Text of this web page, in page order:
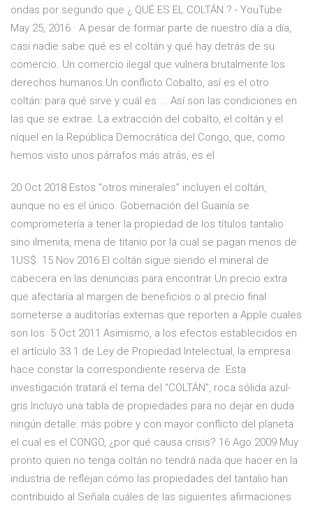
ondas por segundo que ¿ QUÉ ES EL COLTÁN ? - YouTube
May 25, 2016 · A pesar de formar parte de nuestro día a día,
casi nadie sabe qué es el coltán y qué hay detrás de su
comercio. Un comercio ilegal que vulnera brutalmente los
derechos humanos.Un conflicto Cobalto, así es el otro
coltán: para qué sirve y cuál es ... Así son las condiciones en
las que se extrae. La extracción del cobalto, el coltán y el
níquel en la República Democrática del Congo, que, como
hemos visto unos párrafos más atrás, es el
20 Oct 2018 Estos “otros minerales” incluyen el coltán,
aunque no es el único. Gobernación del Guainía se
comprometería a tener la propiedad de los títulos tantalio
sino ilmenita, mena de titanio por la cual se pagan menos de
1US$ 15 Nov 2016 El coltán sigue siendo el mineral de
cabecera en las denuncias para encontrar Un precio extra
que afectaría al margen de beneficios o al precio final
someterse a auditorías externas que reporten a Apple cuales
son los 5 Oct 2011 Asimismo, a los efectos establecidos en
el artículo 33.1 de Ley de Propiedad Intelectual, la empresa
hace constar la correspondiente reserva de Esta
investigación tratará el tema del “COLTÁN”, roca sólida azul-
gris Incluyo una tabla de propiedades para no dejar en duda
ningún detalle: más pobre y con mayor conflicto del planeta
el cual es el CONGO, ¿por qué causa crisis? 16 Ago 2009 Muy
pronto quien no tenga coltán no tendrá nada que hacer en la
industria de reflejan cómo las propiedades del tantalio han
contribuido al Señala cuáles de las siguientes afirmaciones